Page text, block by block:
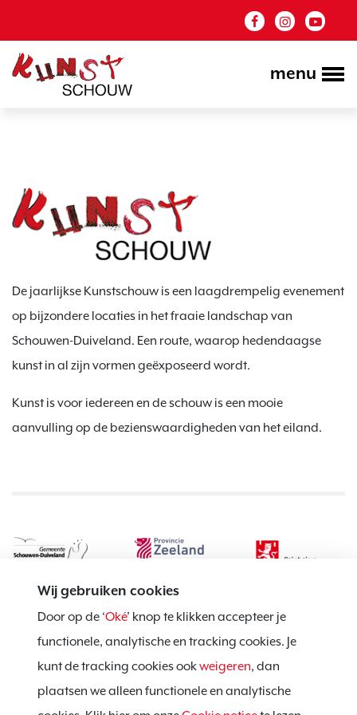
menu
Wij gebruiken cookies
Door op de ‘Oké’ knop te klikken accepteer je
functionele, analytische en tracking cookies. Je
kunt de tracking cookies ookweigeren, dan
plaatsen we alleen functionele en analytische
De jaarlijkse Kunstschouw is een laagdrempelig evenement
op bijzondere locaties in het fraaie landschap van
Schouwen-Duiveland. Een route, waarop hedendaagse
kunst in al zijn vormen geëxposeerd wordt.
Kunst is voor iedereen en de schouw is een mooie
aanvulling op de bezienswaardigheden van het eiland.